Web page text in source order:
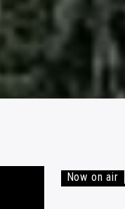
Now on air